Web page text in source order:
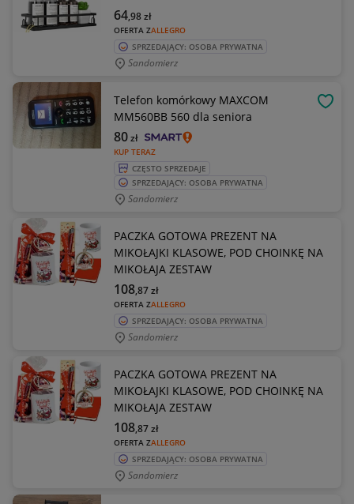
OFERTA ZALLEGRO
64,98zł
SPRZEDAJĄCY: OSOBA PRYWATNA
Sandomierz
Telefon komórkowy MAXCOM
MM560BB 560 dla seniora
KUP TERAZ
80zł
CZĘSTO SPRZEDAJE
SPRZEDAJĄCY: OSOBA PRYWATNA
Sandomierz
PACZKA GOTOWA PREZENT NA
MIKOŁAJKI KLASOWE, POD CHOINKĘ NA
MIKOŁAJA ZESTAW
OFERTA ZALLEGRO
108,87zł
SPRZEDAJĄCY: OSOBA PRYWATNA
Sandomierz
PACZKA GOTOWA PREZENT NA
MIKOŁAJKI KLASOWE, POD CHOINKĘ NA
MIKOŁAJA ZESTAW
OFERTA ZALLEGRO
108,87zł
SPRZEDAJĄCY: OSOBA PRYWATNA
Sandomierz